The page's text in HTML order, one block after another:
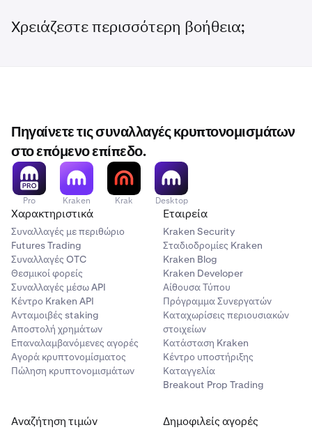
Χρειάζεστε περισσότερη βοήθεια;
Πηγαίνετε τις συναλλαγές κρυπτονομισμάτων
στο επόμενο επίπεδο.
Pro Kraken Krak Desktop
Χαρακτηριστικά
Συναλλαγές με περιθώριο
Futures Trading
Συναλλαγές OTC
Θεσμικοί φορείς
Συναλλαγές μέσω API
Κέντρο Kraken API
Ανταμοιβές staking
Αποστολή χρημάτων
Επαναλαμβανόμενες αγορές
Αγορά κρυπτονομίσματος
Πώληση κρυπτονομισμάτων
Εταιρεία
Kraken Security
Σταδιοδρομίες Kraken
Kraken Blog
Kraken Developer
Αίθουσα Τύπου
Πρόγραμμα Συνεργατών
Καταχωρίσεις περιουσιακών
στοιχείων
Κατάσταση Kraken
Κέντρο υποστήριξης
Καταγγελία
Breakout Prop Trading
Αναζήτηση τιμών Δημοφιλείς αγορές